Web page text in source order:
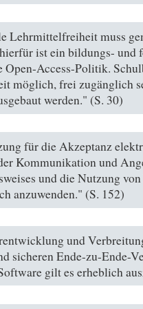
Lehrmittelfreiheit muss
ist ein bildungs- und
Open-Access-Politik.
möglich, frei zugänglich
werden." (S. 30)
für die Akzeptanz
Kommunikation und
und die Nutzung
anzuwenden." (S. 152)
und
sicheren Ende-zu-Ende-
gilt es erheblich